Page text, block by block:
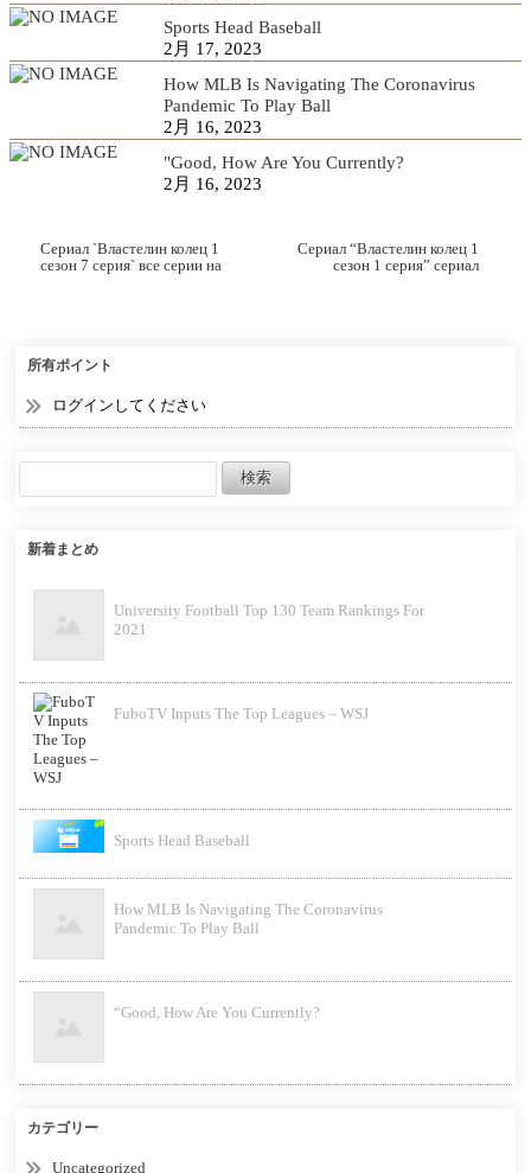
Sports Head Baseball
2月 17, 2023
How MLB Is Navigating The Coronavirus
Pandemic To Play Ball
2月 16, 2023
"Good, How Are You Currently?
2月 16, 2023
Сериал `Властелин колец 1
сезон 7 серия` все серии на
Сериал “Властелин колец 1
сезон 1 серия” сериал
所有ポイント
ログインしてください
新着まとめ
University Football Top 130 Team Rankings For
2021
FuboTV Inputs The Top Leagues – WSJ
Sports Head Baseball
How MLB Is Navigating The Coronavirus
Pandemic To Play Ball
“Good, How Are You Currently?
カテゴリー
Uncategorized